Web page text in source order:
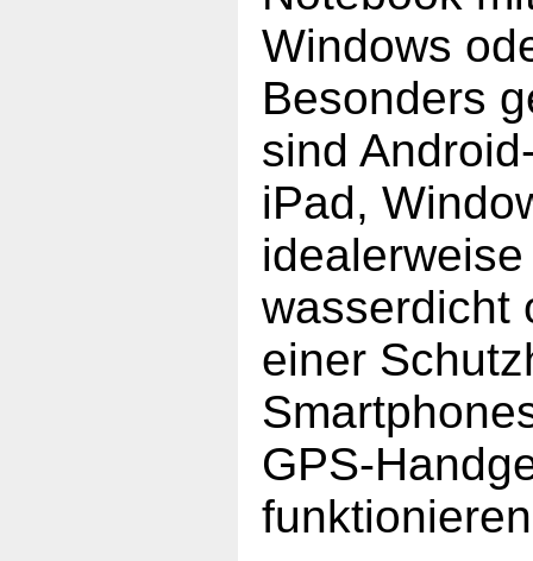
Windows
Besonders
sind
iPad,
idealerweise
wasserdicht
einer
GPS-